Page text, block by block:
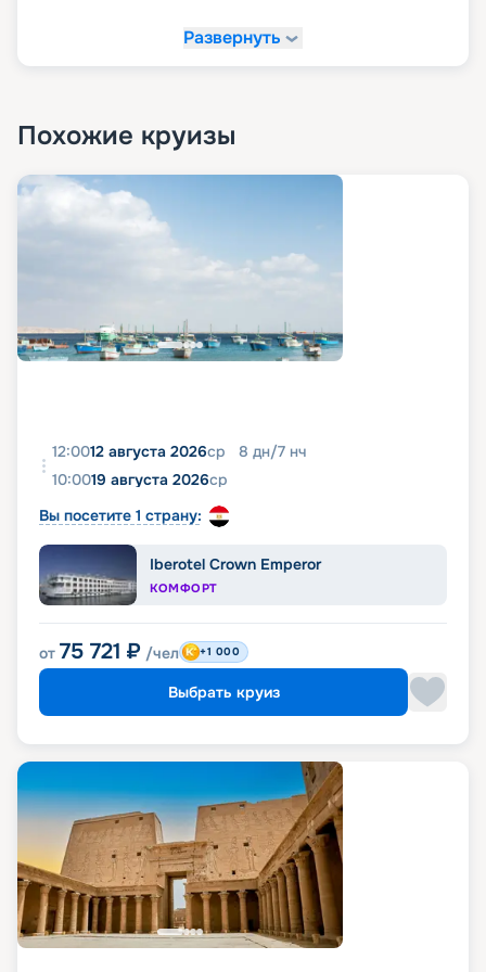
Медицинский кабинет;
Развернуть
Похожие круизы
12:0012 августа 2026ср 8 дн/7 нч
10:0019 августа 2026ср
Вы посетите 1 страну:
Iberotel Crown Emperor
КОМФОРТ
от 75 721 ₽ /чел +1 000
Выбрать круиз